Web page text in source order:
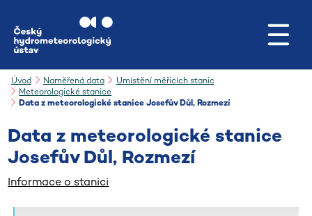
Úvod Naměřená data
Umístění měřicích stanic
Meteorologické stanice
Data z meteorologické stanice Josefův Důl, Rozmezí
Data z meteorologické stanice
Josefův Důl, Rozmezí
Informace o stanici